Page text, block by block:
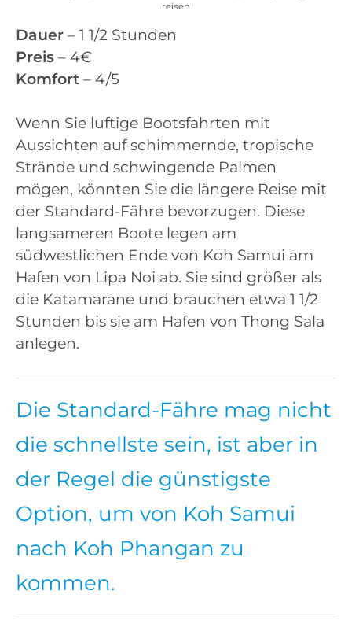
reisen
Dauer – 1 1/2 Stunden
Preis – 4€
Komfort – 4/5
Wenn Sie luftige Bootsfahrten mit
Aussichten auf schimmernde, tropische
Strände und schwingende Palmen
mögen, könnten Sie die längere Reise mit
der Standard-Fähre bevorzugen. Diese
langsameren Boote legen am
südwestlichen Ende von Koh Samui am
Hafen von Lipa Noi ab. Sie sind größer als
die Katamarane und brauchen etwa 1 1/2
Stunden bis sie am Hafen von Thong Sala
anlegen.
Die Standard-Fähre mag nicht
die schnellste sein, ist aber in
der Regel die günstigste
Option, um von Koh Samui
nach Koh Phangan zu
kommen.